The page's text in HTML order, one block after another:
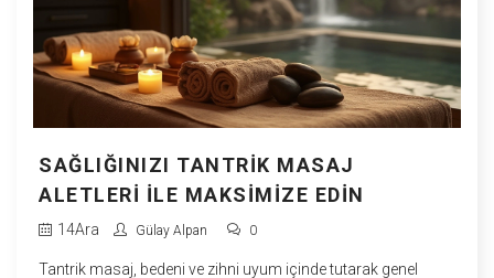
SAĞLIĞINIZI TANTRIK MASAJ
ALETLERI ILE MAKSIMIZE EDIN
14Ara Gülay Alpan 0
Tantrik masaj, bedeni ve zihni uyum içinde tutarak genel